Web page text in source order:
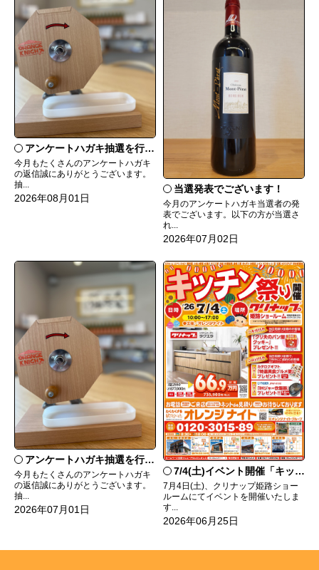
アンケートハガキ抽選を行います！
今月もたくさんのアンケートハガキ
の返信誠にありがとうございます。
抽...
2026年08月01日
当選発表でございます！
今月のアンケートハガキ当選者の発
表でございます。以下の方が当選さ
れ...
2026年07月02日
アンケートハガキ抽選を行います！
今月もたくさんのアンケートハガキ
の返信誠にありがとうございます。
抽...
2026年07月01日
7/4(土)イベント開催「キッチン祭り」
7月4日(土)、クリナップ姫路ショー
ルームにてイベントを開催いたしま
す...
2026年06月25日